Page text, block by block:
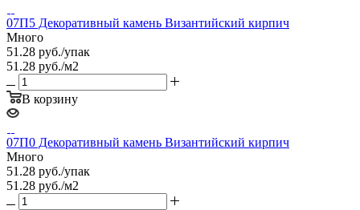
07П5 Декоративный камень Византийский кирпич
Много
51.28 руб./упак
51.28 руб./м2
В корзину
07П0 Декоративный камень Византийский кирпич
Много
51.28 руб./упак
51.28 руб./м2